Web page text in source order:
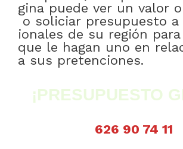
gina puede ver un valor
o soliciar presupuesto a
ionales de su región para
que le hagan uno en
a sus pretenciones.
¡PRESUPUESTO
626 90 74 11